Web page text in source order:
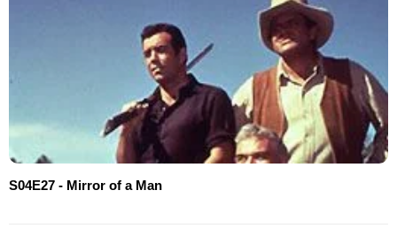
S04E27 - Mirror of a Man